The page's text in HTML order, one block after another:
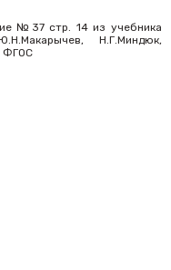
№37 стр. 14 из учебника
Н.Г.Миндюк,
ФГОС